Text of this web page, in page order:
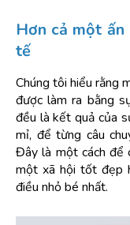
Hơn cả một
tế
Chúng tôi hiểu rằng
được làm ra bằng
đều là kết quả của
mỉ, để từng câu
Đây là một cách để
một xã hội tốt đẹp
điều nhỏ bé nhất.